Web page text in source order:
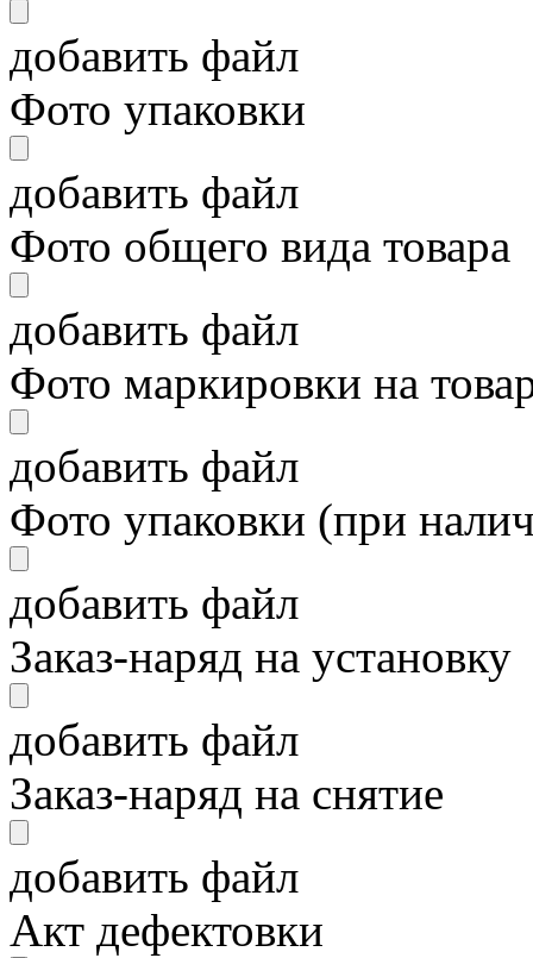
добавить файл
Фото упаковки
добавить файл
Фото общего вида товара
добавить файл
Фото маркировки на
добавить файл
Фото упаковки (при
добавить файл
Заказ-наряд на установку
добавить файл
Заказ-наряд на снятие
добавить файл
Акт дефектовки